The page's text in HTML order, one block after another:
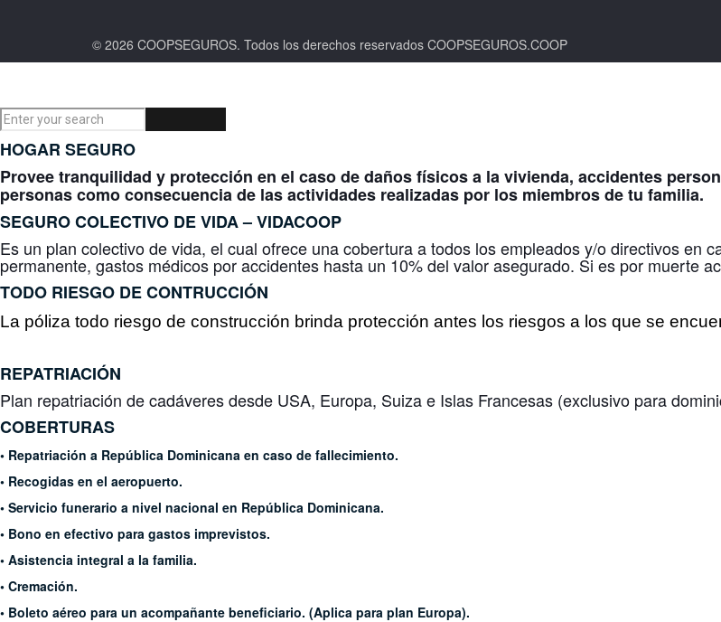
© 2026 COOPSEGUROS. Todos los derechos reservados COOPSEGUROS.COOP
HOGAR SEGURO
Provee tranquilidad y protección en el caso de daños físicos a la vivienda, accidentes
personas como consecuencia de las actividades realizadas por los miembros de tu familia.
SEGURO COLECTIVO DE VIDA –VIDACOOP
Es un plan colectivo de vida, el cual ofrece una cobertura a todos los empleados y/o directivos en
permanente, gastos médicos por accidentes hasta un 10% del valor asegurado. Si es por muerte
TODO RIESGO DE CONTRUCCIÓN
La póliza todo riesgo de construcción brinda protección antes los riesgos a los que se
REPATRIACIÓN
Plan repatriación de cadáveres desde USA, Europa, Suiza e Islas Francesas (exclusivo para
COBERTURAS
• Repatriación a República Dominicana en caso de fallecimiento.
• Recogidas en el aeropuerto.
• Servicio funerario a nivel nacional en República Dominicana.
• Bono en efectivo para gastos imprevistos.
• Asistencia integral a la familia.
• Cremación.
• Boleto aéreo para un acompañante beneficiario. (Aplica para plan Europa).